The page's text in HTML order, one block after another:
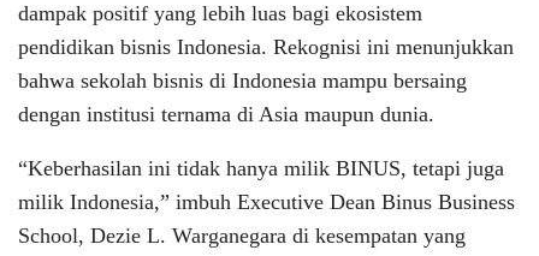
dampak positif yang lebih luas bagi ekosistem
pendidikan bisnis Indonesia. Rekognisi ini menunjukkan
bahwa sekolah bisnis di Indonesia mampu bersaing
dengan institusi ternama di Asia maupun dunia.
“Keberhasilan ini tidak hanya milik BINUS, tetapi juga
milik Indonesia,” imbuh Executive Dean Binus Business
School, Dezie L. Warganegara di kesempatan yang